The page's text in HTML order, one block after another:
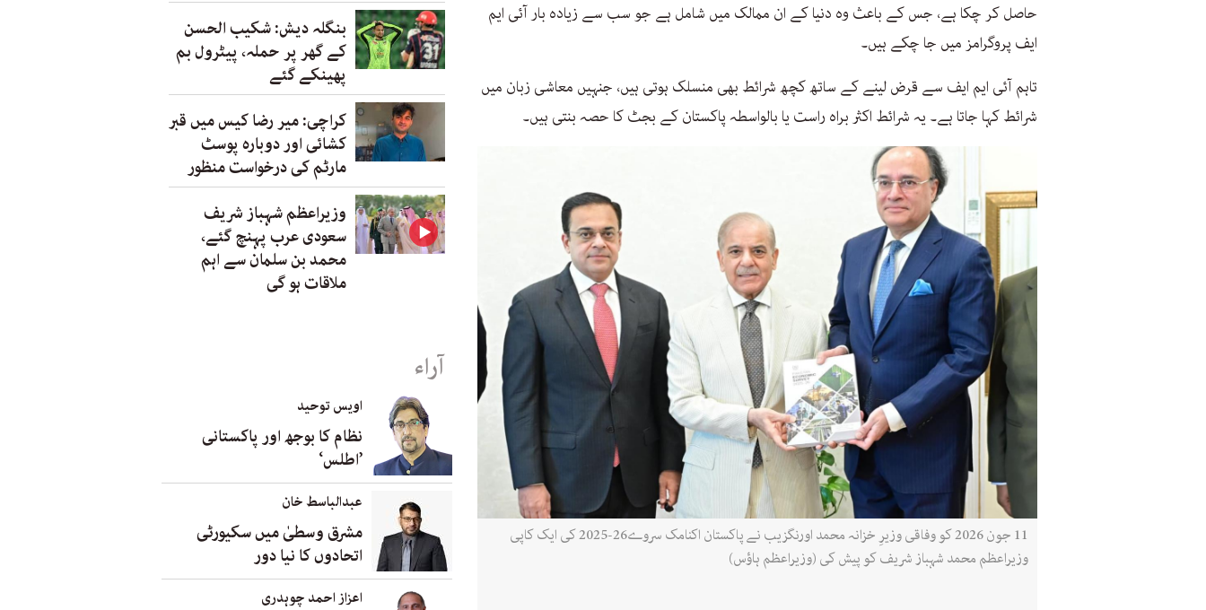
حاصل کر چکا ہے، جس کے باعث وہ دنیا کے ان ممالک میں شامل ہے جو سب سے زیادہ بار آئی ایم
ایف پروگرامز میں جا چکے ہیں۔
تاہم آئی ایم ایف سے قرض لینے کے ساتھ کچھ شرائط بھی منسلک ہوتی ہیں، جنہیں معاشی زبان میں
شرائط کہا جاتا ہے۔ یہ شرائط اکثر براہ راست یا بالواسطہ پاکستان کے بجٹ کا حصہ بنتی ہیں۔
11 جون 2026 کو وفاقی وزیرِ خزانہ محمد اورنگزیب نے پاکستان اکنامک سروے26-2025 کی ایک کاپی
وزیراعظم محمد شہباز شریف کو پیش کی (وزیراعظم ہاؤس)
بنگلہ دیش: شکیب الحسن
کے گھر پر حملہ، پیٹرول بم
پھینکے گئے
کراچی: میر رضا کیس میں قبر
کشائی اور دوبارہ پوسٹ
مارٹم کی درخواست منظور
وزیراعظم شہباز شریف
سعودی عرب پہنچ گئے،
محمد بن سلمان سے اہم
ملاقات ہو گی
آراء
اویس توحید
نظام کا بوجھ اور پاکستانی
’اطلس‘
عبدالباسط خان
مشرق وسطیٰ میں سکیورٹی
اتحادوں کا نیا دور
اعزاز احمد چوہدری